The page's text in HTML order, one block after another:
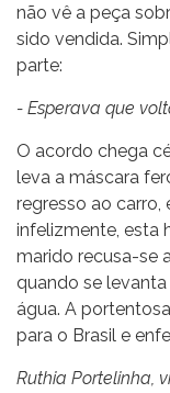
não vê a peça
sido vendida.
parte:
- Esperava que
O acordo chega
leva a máscara
regresso ao carro,
infelizmente, esta
marido recusa-se
quando se
água. A
para o Brasil e
Ruthia Portelinha,